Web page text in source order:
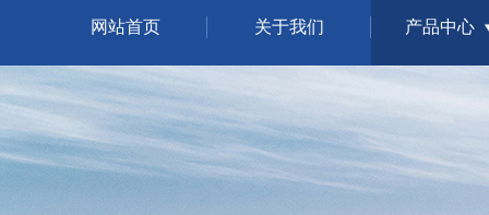
网站首页 关于我们 产品中心